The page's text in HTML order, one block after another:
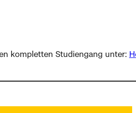
kompletten Studiengang unter: